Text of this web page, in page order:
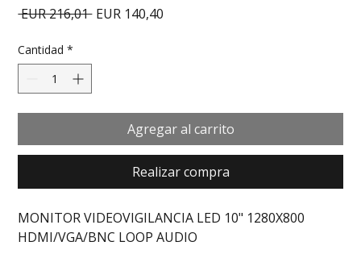
EUR 216,01 Precio
EUR 140,40
Cantidad *
Agregar al carrito
Realizar compra
MONITOR VIDEOVIGILANCIA LED 10" 1280X800
HDMI/VGA/BNC LOOP AUDIO